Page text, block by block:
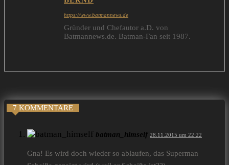
https://www.batmannews.de
Gründer und Chefautor a.D. von
Batmannews.de. Batman-Fan seit 1987.
7 KOMMENTARE
batman_himself 28.11.2015 um 22:22
Gna! Es wird doch wieder so ablaufen, das Superman